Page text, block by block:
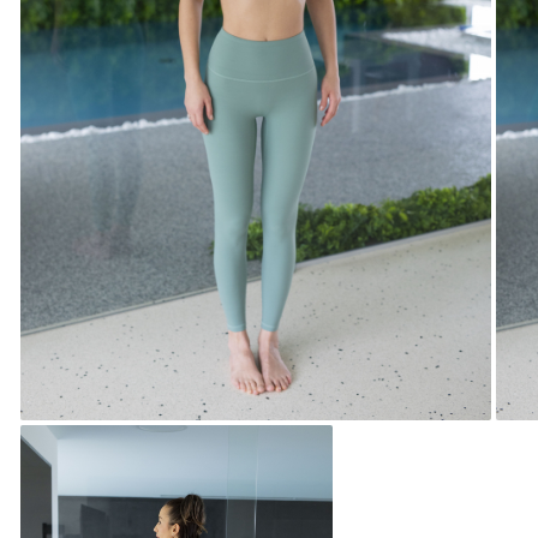
asimetric
Set yoga incretit la spate
Silky feel